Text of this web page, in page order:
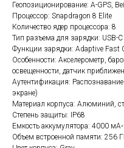
Геопозиционирование: A-GPS,
Процессор: Snapdragon 8 Elite
Количество ядер процессора: 8
Тип разъема для зарядки: USB-C
Функции зарядки: Adaptive Fast
Особенности: Акселерометр,
освещенности, датчик
Аутентификация:
экране)
Материал корпуса: Алюминий,
Степень защиты: IP68
Емкость аккумулятора: 4000
Объем встроенной памяти: 256